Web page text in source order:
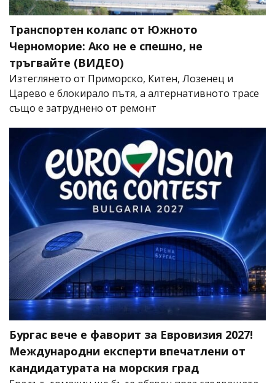
Транспортен колапс от Южното
Черноморие: Ако не е спешно, не
тръгвайте (ВИДЕО)
Изтеглянето от Приморско, Китен, Лозенец и
Царево е блокирало пътя, а алтернативното трасе
също е затруднено от ремонт
Бургас вече е фаворит за Евровизия 2027!
Международни експерти впечатлени от
кандидатурата на морския град